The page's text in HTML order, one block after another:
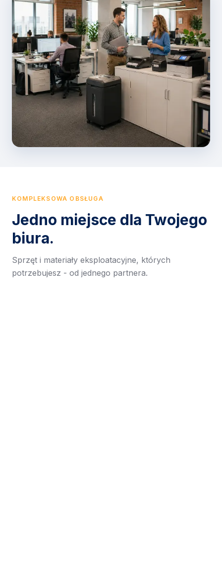
KOMPLEKSOWA OBSŁUGA
Jedno miejsce dla Twojego
biura.
Sprzęt i materiały eksploatacyjne, których
potrzebujesz - od jednego partnera.